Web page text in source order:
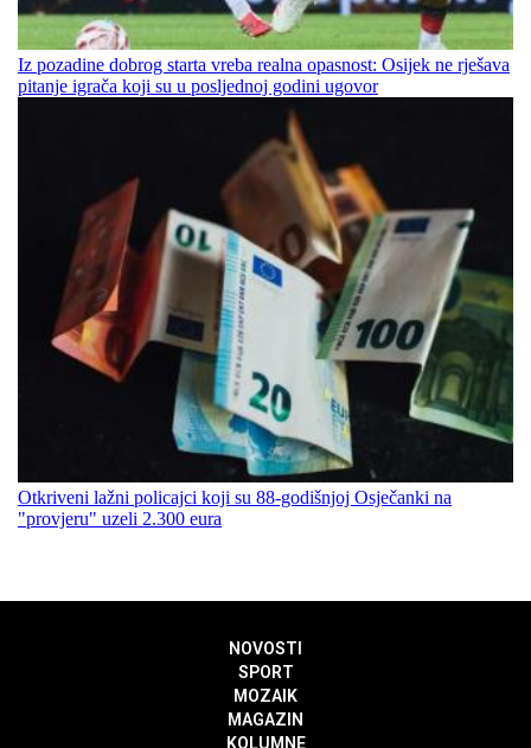
Iz pozadine dobrog starta vreba realna opasnost: Osijek ne rješava
pitanje igrača koji su u posljednoj godini ugovor
Otkriveni lažni policajci koji su 88-godišnjoj Osječanki na
"provjeru" uzeli 2.300 eura
NOVOSTI
SPORT
MOZAIK
MAGAZIN
KOLUMNE